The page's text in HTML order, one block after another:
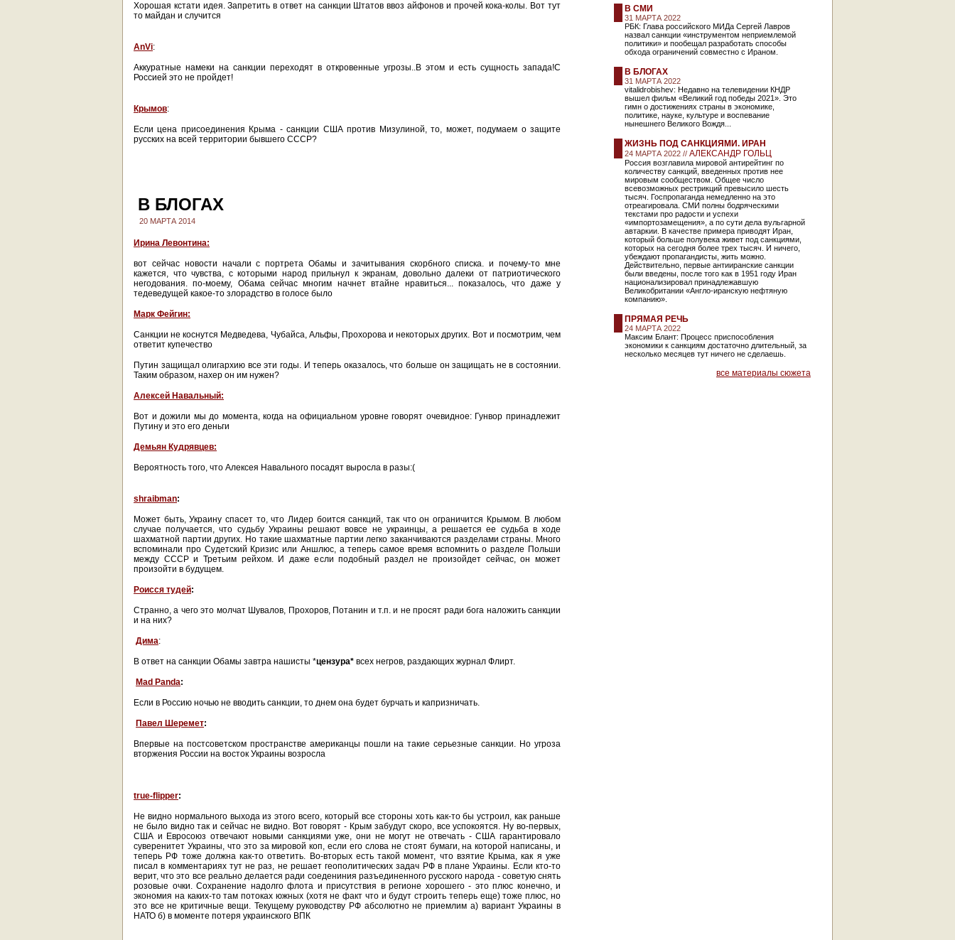
Хорошая кстати идея. Запретить в ответ на санкции Штатов ввоз айфонов и прочей кока-колы. Вот тут
то майдан и случится
AnVi:
Аккуратные намеки на санкции переходят в откровенные угрозы..В этом и есть сущность запада!С
Россией это не пройдет!
Крымов:
Если цена присоединения Крыма - санкции США против Мизулиной, то, может, подумаем о защите
русских на всей территории бывшего СССР?
В БЛОГАХ
20 МАРТА 2014
Ирина Левонтина:
вот сейчас новости начали с портрета Обамы и зачитывания скорбного списка. и почему-то мне
кажется, что чувства, с которыми народ прильнул к экранам, довольно далеки от патриотического
негодования. по-моему, Обама сейчас многим начнет втайне нравиться... показалось, что даже у
тедеведущей какое-то злорадство в голосе было
Марк Фейгин:
Санкции не коснутся Медведева, Чубайса, Альфы, Прохорова и некоторых других. Вот и посмотрим, чем
ответит купечество
Путин защищал олигархию все эти годы. И теперь оказалось, что больше он защищать не в состоянии.
Таким образом, нахер он им нужен?
Алексей Навальный:
Вот и дожили мы до момента, когда на официальном уровне говорят очевидное: Гунвор принадлежит
Путину и это его деньги
Демьян Кудрявцев:
Вероятность того, что Алексея Навального посадят выросла в разы:(
shraibman:
Может быть, Украину спасет то, что Лидер боится санкций, так что он ограничится Крымом. В любом
случае получается, что судьбу Украины решают вовсе не украинцы, а решается ее судьба в ходе
шахматной партии других. Но такие шахматные партии легко заканчиваются разделами страны. Много
вспоминали про Судетский Кризис или Аншлюс, а теперь самое время вспомнить о разделе Польши
между СССР и Третьим рейхом. И даже если подобный раздел не произойдет сейчас, он может
произойти в будущем.
Роисся тудей:
Странно, а чего это молчат Шувалов, Прохоров, Потанин и т.п. и не просят ради бога наложить санкции
и на них?
Дима:
В ответ на санкции Обамы завтра нашисты *цензура* всех негров, раздающих журнал Флирт.
Mad Panda:
Если в Россию ночью не вводить санкции, то днем она будет бурчать и капризничать.
Павел Шеремет:
Впервые на постсоветском пространстве американцы пошли на такие серьезные санкции. Но угроза
вторжения России на восток Украины возросла
true-flipper:
Не видно нормального выхода из этого всего, который все стороны хоть как-то бы устроил, как раньше
не было видно так и сейчас не видно. Вот говорят - Крым забудут скоро, все успокоятся. Ну во-первых,
США и Евросоюз отвечают новыми санкциями уже, они не могут не отвечать - США гарантировало
суверенитет Украины, что это за мировой коп, если его слова не стоят бумаги, на которой написаны, и
теперь РФ тоже должна как-то ответить. Во-вторых есть такой момент, что взятие Крыма, как я уже
писал в комментариях тут не раз, не решает геополитических задач РФ в плане Украины. Если кто-то
верит, что это все реально делается ради соедениния разъединенного русского народа - советую снять
розовые очки. Сохранение надолго флота и присутствия в регионе хорошего - это плюс конечно, и
экономия на каких-то там потоках южных (хотя не факт что и будут строить теперь еще) тоже плюс, но
это все не критичные вещи. Текущему руководству РФ абсолютно не приемлим а) вариант Украины в
НАТО б) в моменте потеря украинского ВПК
В СМИ
31 МАРТА 2022
РБК: Глава российского МИДа Сергей Лавров
назвал санкции «инструментом неприемлемой
политики» и пообещал разработать способы
обхода ограничений совместно с Ираном.
В БЛОГАХ
31 МАРТА 2022
vitalidrobishev: Недавно на телевидении КНДР
вышел фильм «Великий год победы 2021». Это
гимн о достижениях страны в экономике,
политике, науке, культуре и воспевание
нынешнего Великого Вождя...
ЖИЗНЬ ПОД САНКЦИЯМИ. ИРАН
24 МАРТА 2022 // АЛЕКСАНДР ГОЛЬЦ
Россия возглавила мировой антирейтинг по
количеству санкций, введенных против нее
мировым сообществом. Общее число
всевозможных рестрикций превысило шесть
тысяч. Госпропаганда немедленно на это
отреагировала. СМИ полны бодряческими
текстами про радости и успехи
«импортозамещения», а по сути дела вульгарной
автаркии. В качестве примера приводят Иран,
который больше полувека живет под санкциями,
которых на сегодня более трех тысяч. И ничего,
убеждают пропагандисты, жить можно.
Действительно, первые антииранские санкции
были введены, после того как в 1951 году Иран
национализировал принадлежавшую
Великобритании «Англо-иранскую нефтяную
компанию».
ПРЯМАЯ РЕЧЬ
24 МАРТА 2022
Максим Блант: Процесс приспособления
экономики к санкциям достаточно длительный, за
несколько месяцев тут ничего не сделаешь.
все материалы сюжета